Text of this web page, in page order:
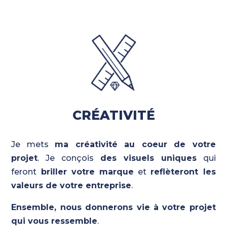
CRÉATIVITÉ
Je mets ma créativité au coeur de votre
projet. Je conçois des visuels uniquesqui
feront briller votre marque et reflèteront les
valeurs de votre entreprise.
Ensemble, nous donnerons vie à votre projet
qui vous ressemble.